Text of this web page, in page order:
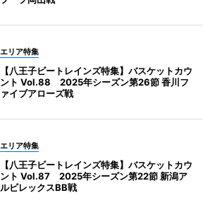
エリア特集
【八王子ビートレインズ特集】バスケットカウ
ント Vol.88 2025年シーズン第26節 香川フ
ァイブアローズ戦
エリア特集
【八王子ビートレインズ特集】バスケットカウ
ント Vol.87 2025年シーズン第22節 新潟ア
ルビレックスBB戦